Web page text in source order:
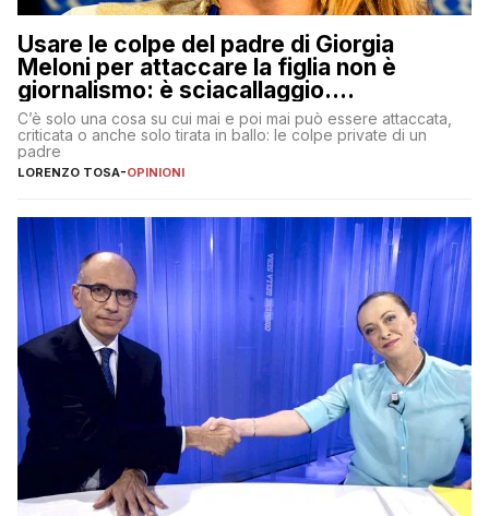
Usare le colpe del padre di Giorgia
Meloni per attaccare la figlia non è
giornalismo: è sciacallaggio.
Dimostriamo di essere diversi
C’è solo una cosa su cui mai e poi mai può essere attaccata,
criticata o anche solo tirata in ballo: le colpe private di un
padre
LORENZO TOSA-OPINIONI